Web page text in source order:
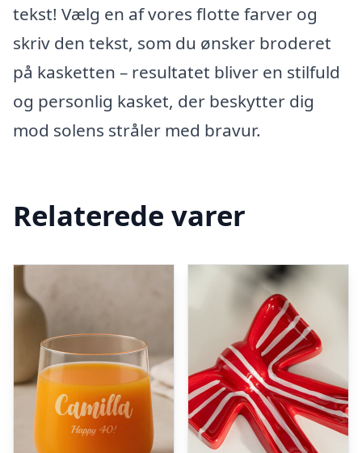
tekst! Vælg en af vores flotte farver og
skriv den tekst, som du ønsker broderet
på kasketten – resultatet bliver en stilfuld
og personlig kasket, der beskytter dig
mod solens stråler med bravur.
Relaterede varer